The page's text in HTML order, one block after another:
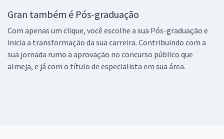
Gran também é Pós-graduação
Com apenas um clique, você escolhe a sua Pós-graduação e
inicia a transformação da sua carreira. Contribuindo com a
sua jornada rumo a aprovação no concurso público que
almeja, e já com o título de especialista em sua área.